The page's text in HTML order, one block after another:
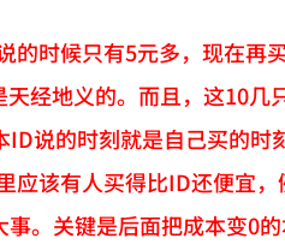
时候只有5元多，现在再
经地义的。而且，这10几
说的时刻就是自己买的时
该有人买得比ID还便宜
。关键是后面把成本变0